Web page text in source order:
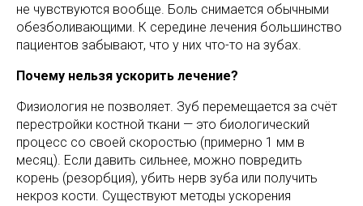
не чувствуются вообще. Боль снимается обычными
обезболивающими. К середине лечения большинство
пациентов забывают, что у них что-то на зубах.
Почему нельзя ускорить лечение?
Физиология не позволяет. Зуб перемещается за счёт
перестройки костной ткани — это биологический
процесс со своей скоростью (примерно 1 мм в
месяц). Если давить сильнее, можно повредить
корень (резорбция), убить нерв зуба или получить
некроз кости. Существуют методы ускорения